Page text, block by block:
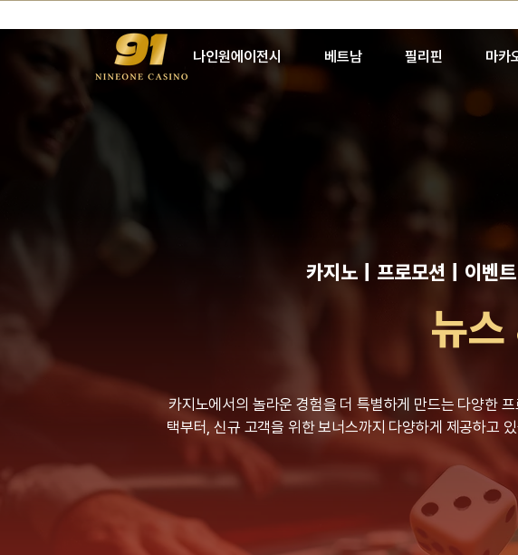
나인원에이전시 베트남 필리핀 마카
카지노｜프로모션｜이벤
뉴스
카지노에서의 놀라운 경험을 더 특별하게 만드는 다양한
택부터, 신규 고객을 위한 보너스까지 다양하게 제공하고